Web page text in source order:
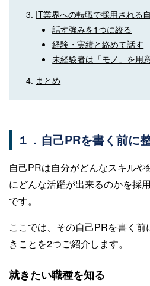
IT業界への転職で採用される
話す強みを1つに絞る
経験・実績と絡めて話す
未経験者は「モノ」を用
まとめ
１．自己PRを書く前に
自己PRは自分がどんなスキル
にどんな活躍が出来るのかを採
です。
ここでは、その自己PRを書く
きことを2つご紹介します。
就きたい職種を知る